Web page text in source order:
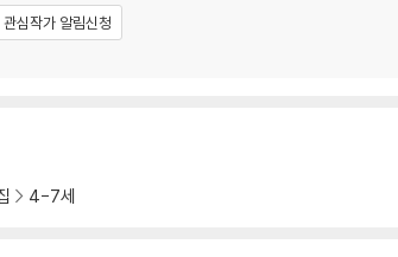
관심작가 알림신청
4-7세